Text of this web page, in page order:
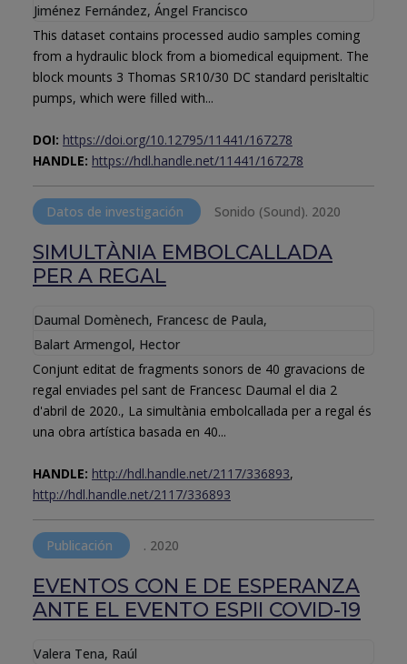
Jiménez Fernández, Ángel Francisco
This dataset contains processed audio samples coming
from a hydraulic block from a biomedical equipment. The
block mounts 3 Thomas SR10/30 DC standard perisltaltic
pumps, which were filled with...
DOI: https://doi.org/10.12795/11441/167278
HANDLE: https://hdl.handle.net/11441/167278
Datos de investigación Sonido (Sound). 2020
SIMULTÀNIA EMBOLCALLADA
PER A REGAL
Daumal Domènech, Francesc de Paula,
Balart Armengol, Hector
Conjunt editat de fragments sonors de 40 gravacions de
regal enviades pel sant de Francesc Daumal el dia 2
d'abril de 2020., La simultània embolcallada per a regal és
una obra artística basada en 40...
HANDLE: http://hdl.handle.net/2117/336893,
http://hdl.handle.net/2117/336893
Publicación . 2020
EVENTOS CON E DE ESPERANZA
ANTE EL EVENTO ESPII COVID-19
Valera Tena, Raúl